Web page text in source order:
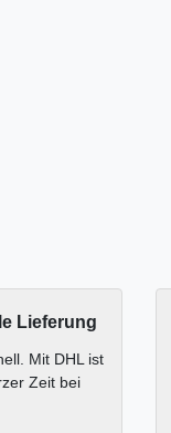
Lieferung
Mit DHL ist
Zeit bei